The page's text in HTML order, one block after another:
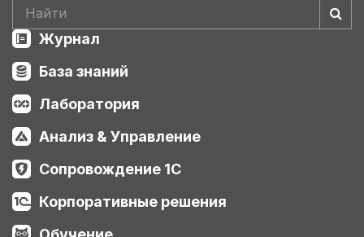
Журнал
База знаний
Лаборатория
Анализ & Управление
Сопровождение 1С
Корпоративные решения